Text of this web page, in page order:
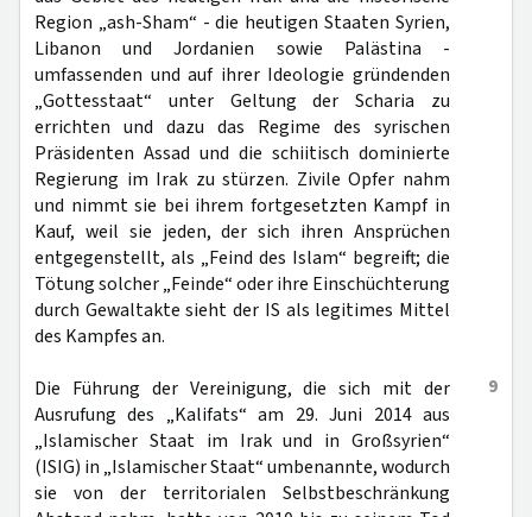
Region „ash-Sham“ - die heutigen Staaten Syrien,
Libanon und Jordanien sowie Palästina -
umfassenden und auf ihrer Ideologie gründenden
„Gottesstaat“ unter Geltung der Scharia zu
errichten und dazu das Regime des syrischen
Präsidenten Assad und die schiitisch dominierte
Regierung im Irak zu stürzen. Zivile Opfer nahm
und nimmt sie bei ihrem fortgesetzten Kampf in
Kauf, weil sie jeden, der sich ihren Ansprüchen
entgegenstellt, als „Feind des Islam“ begreift; die
Tötung solcher „Feinde“ oder ihre Einschüchterung
durch Gewaltakte sieht der IS als legitimes Mittel
des Kampfes an.
9
Die Führung der Vereinigung, die sich mit der
Ausrufung des „Kalifats“ am 29. Juni 2014 aus
„Islamischer Staat im Irak und in Großsyrien“
(ISIG) in „Islamischer Staat“ umbenannte, wodurch
sie von der territorialen Selbstbeschränkung